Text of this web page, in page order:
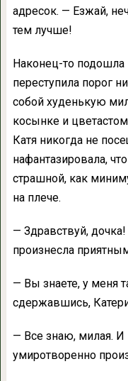
адресок. — Езжай,
тем лучше!
Наконец-то подошла
переступила порог
собой худенькую
косынке и
Катя никогда не
нафантазировала,
страшной, как
на плече.
— Здравствуй,
произнесла
— Вы знаете, у меня
сдержавшись,
— Все знаю, милая. И
умиротворенно